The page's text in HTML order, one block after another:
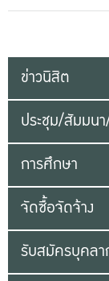
ข่าวนิสิต
ประชุม/สัมมน
การศึกษา
จัดซื้อจัดจ้าง
รับสมัครบุคล